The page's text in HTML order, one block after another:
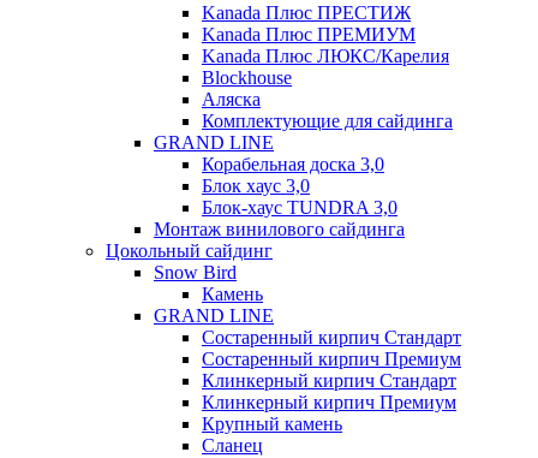
Kanada Плюс ПРЕСТИЖ
Kanada Плюс ПРЕМИУМ
Kanada Плюс ЛЮКС/Карелия
Blockhouse
Аляска
Комплектующие для сайдинга
GRAND LINE
Корабельная доска 3,0
Блок хаус 3,0
Блок-хаус TUNDRA 3,0
Монтаж винилового сайдинга
Цокольный сайдинг
Snow Bird
Камень
GRAND LINE
Состаренный кирпич Стандарт
Состаренный кирпич Премиум
Клинкерный кирпич Стандарт
Клинкерный кирпич Премиум
Крупный камень
Сланец